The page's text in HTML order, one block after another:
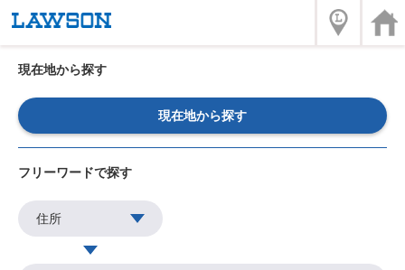
現在地から探す
現在地から探す
フリーワードで探す